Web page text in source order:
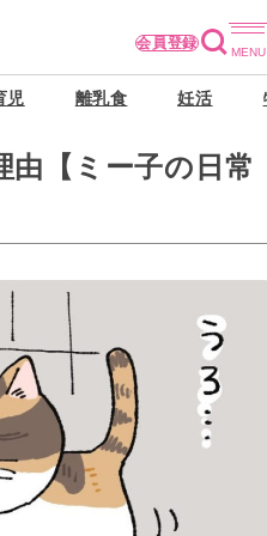
会員登録
児 離乳食 妊活
【ミー子の日常